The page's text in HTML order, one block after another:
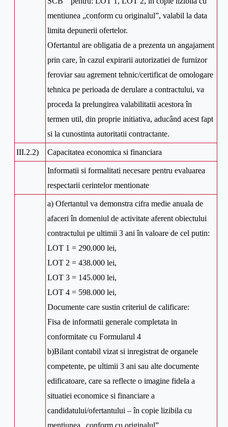
mentiunea „conform cu originalul”, valabil la data
limita depunerii ofertelor.
Ofertantul are obligatia de a prezenta un angajament
prin care, în cazul expirarii autorizatiei de furnizor
feroviar sau agrement tehnic/certificat de omologare
tehnica pe perioada de derulare a contractului, va
proceda la prelungirea valabilitatii acestora în
termen util, din proprie initiativa, aducând acest fapt
si la cunostinta autoritatii contractante.
III.2.2) Capacitatea economica si financiara
Informatii si formalitati necesare pentru evaluarea
respectarii cerintelor mentionate
a) Ofertantul va demonstra cifra medie anuala de
afaceri în domeniul de activitate aferent obiectului
contractului pe ultimii 3 ani în valoare de cel putin:
LOT 1 = 290.000 lei,
LOT 2 = 438.000 lei,
LOT 3 = 145.000 lei,
LOT 4 = 598.000 lei,
Documente care sustin criteriul de calificare:
Fisa de informatii generale completata in
conformitate cu Formularul 4
b)Bilant contabil vizat si inregistrat de organele
competente, pe ultimii 3 ani sau alte documente
edificatoare, care sa reflecte o imagine fidela a
situatiei economice si financiare a
candidatului/ofertantului – în copie lizibila cu